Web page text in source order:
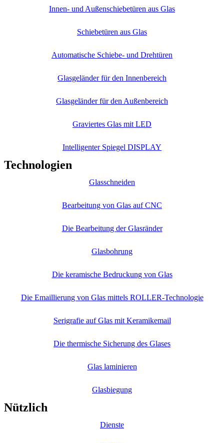
Innen- und Außenschiebetüren aus Glas
Schiebetüren aus Glas
Automatische Schiebe- und Drehtüren
Glasgeländer für den Innenbereich
Glasgeländer für den Außenbereich
Graviertes Glas mit LED
Intelligenter Spiegel DISPLAY
Technologien
Glasschneiden
Bearbeitung von Glas auf CNC
Die Bearbeitung der Glasränder
Glasbohrung
Die keramische Bedruckung von Glas
Die Emaillierung von Glas mittels ROLLER-Technologie
Serigrafie auf Glas mit Keramikemail
Die thermische Sicherung des Glases
Glas laminieren
Glasbiegung
Nützlich
Dienste